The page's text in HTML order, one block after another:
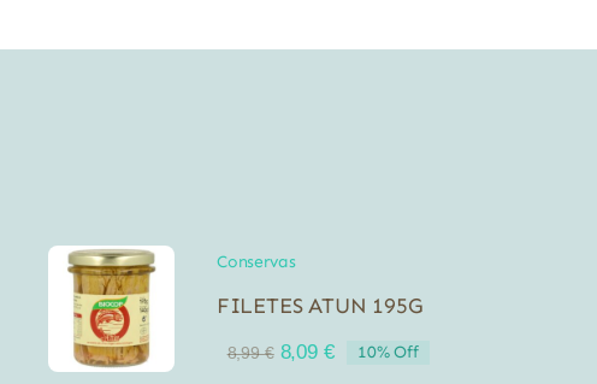
Conservas
FILETES ATUN 195G
8,99€ El
8,09 €El
10% Off